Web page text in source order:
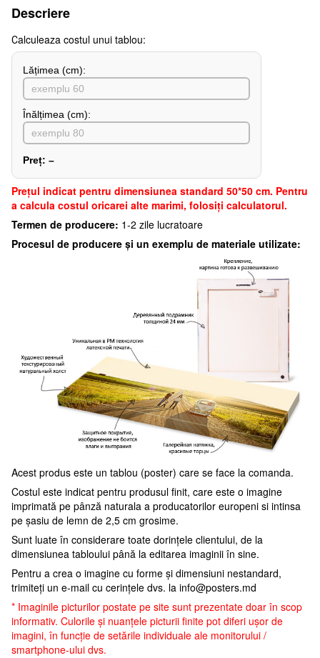
Descriere
Сalculeaza costul unui tablou:
Lățimea (сm):
Înălțimea (cm):
Preț: –
Preţul indicat pentru dimensiunea standard 50*50 cm. Pentru
a calcula costul oricarei alte marimi, folosiți calculatorul.
Termen de producere: 1-2 zile lucratoare
Procesul de producere și un exemplu de materiale utilizate:
Acest produs este un tablou (poster) care se face la comanda.
Costul este indicat pentru produsul finit, care este o imagine
imprimată pe pânză naturala a producatorilor europeni si intinsa
pe șasiu de lemn de 2,5 cm grosime.
Sunt luate în considerare toate dorințele clientului, de la
dimensiunea tabloului până la editarea imaginii în sine.
Pentru a crea o imagine cu forme și dimensiuni nestandard,
trimiteți un e-mail cu cerințele dvs. la info@posters.md
* Imaginile picturilor postate pe site sunt prezentate doar în scop
informativ. Culorile și nuanțele picturii finite pot diferi ușor de
imagini, în funcție de setările individuale ale monitorului /
smartphone-ului dvs.